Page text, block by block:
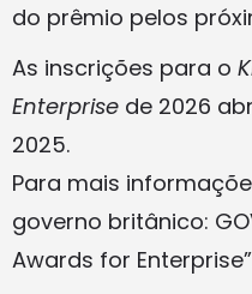
do prêmio pelos
As inscrições para o
Enterprise de 2026
2025.
Para mais
governo britânico:
Awards for